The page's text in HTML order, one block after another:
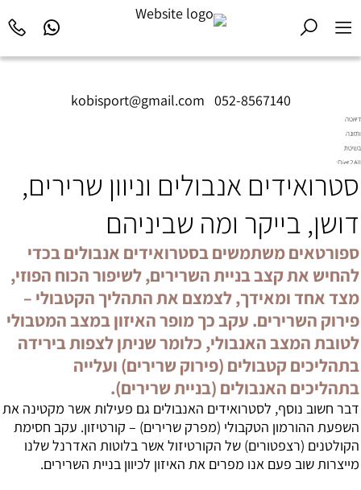
kobisport@gmail.com 052-8567140
דיאטה
ותזונה
בשיטת
Diet2All:
שמאחורי
המושלם.
סטרואידים אנבולים וניוון שרירים,
דושן, בייקר ומה שביניהם
ספורטאים משתמשים בסטרואידים אנבולים בכדי
להחיש את קצב בניית השרירים, לשיפור הכוח הפוזי,
מצד אחד ומאידך, לצמצם את התהליך הקטבולי –
פירוק השרירים. עקב כך מופר האיזון במצב המטבולי
לטובת המצב האנבולי, כלומר שניתן לצפות בירידה
בתהליכים קטבולים (פירוק שרירים) ועלייה
בתהליכים האנבולים (בניית שרירים).
דבר חשוב נוסף, לסטרואידים האנבולים גם פעילות אשר מקטינה את
השפעת ההורמון הטקבולי (מפרק שרירים) – קורטיזון. עקב חסימת
הקולטנים (רצפטורים) של הקורטיזול אשר בלוטות האדרנל שלנו
מייצרות שוב פעם אנו מפרים את האיזון לכיוון בניית השרירים.